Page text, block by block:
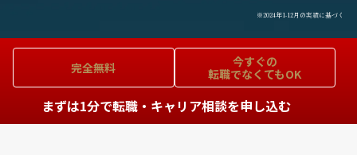
※2024年1-12月の実績に基づく
完全無料
今すぐの
転職でなくてもOK
まずは1分で転職・キャリア相談を申し込む